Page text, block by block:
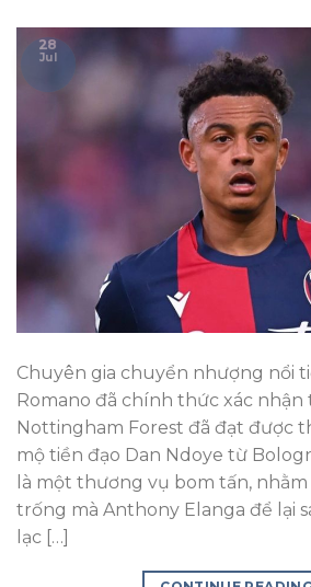
28
Jul
Chuyên gia chuyển nhượng nổi
Romano đã chính thức xác
Nottingham Forest đã đạt được
mộ tiền đạo Dan Ndoye từ
là một thương vụ bom tấn,
trống mà Anthony Elanga để lại
lạc […]